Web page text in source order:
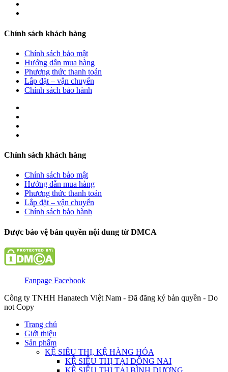
Chính sách khách hàng
Chính sách bảo mật
Hướng dẫn mua hàng
Phương thức thanh toán
Lắp đặt – vận chuyển
Chính sách bảo hành
Chính sách khách hàng
Chính sách bảo mật
Hướng dẫn mua hàng
Phương thức thanh toán
Lắp đặt – vận chuyển
Chính sách bảo hành
Được bảo vệ bản quyền nội dung từ DMCA
Fanpage Facebook
Công ty TNHH Hanatech Việt Nam - Đã đăng ký bản quyền - Do
not Copy
Trang chủ
Giới thiệu
Sản phẩm
KỆ SIÊU THỊ, KỆ HÀNG HÓA
KỆ SIÊU THỊ TẠI ĐỒNG NAI
KỆ SIÊU THỊ TẠI BÌNH DƯƠNG